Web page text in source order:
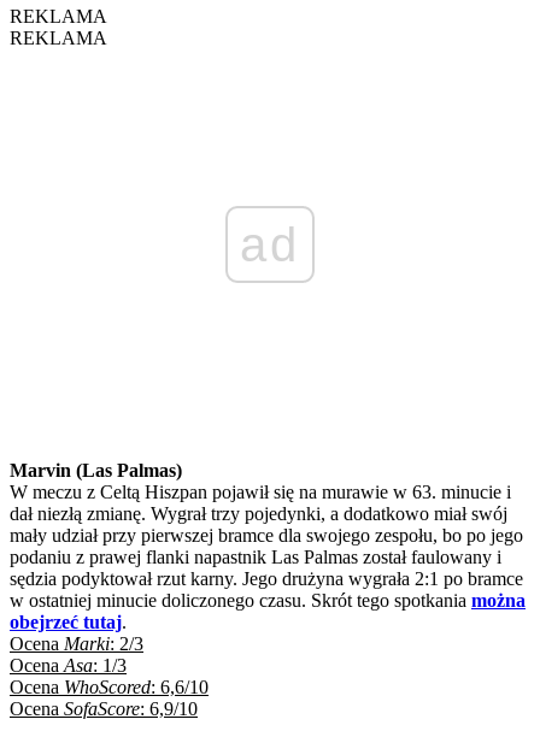
REKLAMA
REKLAMA
ad
Marvin (Las Palmas)
W meczu z Celtą Hiszpan pojawił się na murawie w 63. minucie i
dał niezłą zmianę. Wygrał trzy pojedynki, a dodatkowo miał swój
mały udział przy pierwszej bramce dla swojego zespołu, bo po jego
podaniu z prawej flanki napastnik Las Palmas został faulowany i
sędzia podyktował rzut karny. Jego drużyna wygrała 2:1 po bramce
w ostatniej minucie doliczonego czasu. Skrót tego spotkania można
obejrzeć tutaj.
Ocena Marki: 2/3
Ocena Asa: 1/3
Ocena WhoScored: 6,6/10
Ocena SofaScore: 6,9/10